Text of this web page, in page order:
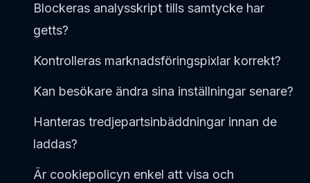
Blockeras analysskript tills samtycke har
getts?
Kontrolleras marknadsföringspixlar korrekt?
Kan besökare ändra sina inställningar senare?
Hanteras tredjepartsinbäddningar innan de
laddas?
Är cookiepolicyn enkel att visa och